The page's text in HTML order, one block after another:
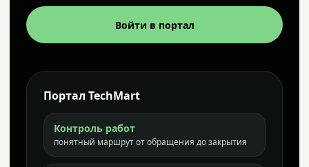
Войти в портал
Портал TechMart
Контроль работ
понятный маршрут от обращения до закрытия